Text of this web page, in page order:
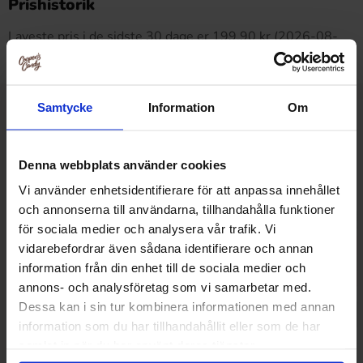
Samtycke Information Om
Denna webbplats använder cookies
Vi använder enhetsidentifierare för att anpassa innehållet
och annonserna till användarna, tillhandahålla funktioner
för sociala medier och analysera vår trafik. Vi
vidarebefordrar även sådana identifierare och annan
information från din enhet till de sociala medier och
annons- och analysföretag som vi samarbetar med.
Dessa kan i sin tur kombinera informationen med annan
information som du har tillhandahållit eller som de har
Prishistorik
Laveste pris i de sidste 30 dage er 199.90 kr (2026-08-
10)
Relaterede produkter